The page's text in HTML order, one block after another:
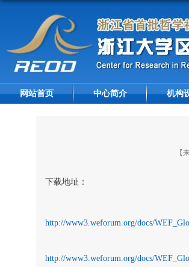
网站首页 中心简介 机构
【
下载地址：
http://www3.weforum.org/docs/
http://www3.weforum.org/docs/